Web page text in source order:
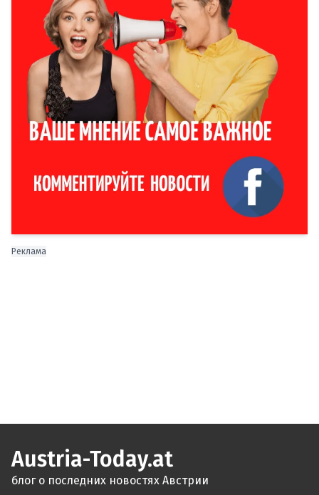
Реклама
Austria-Today.at
блог о последних новостях Австрии